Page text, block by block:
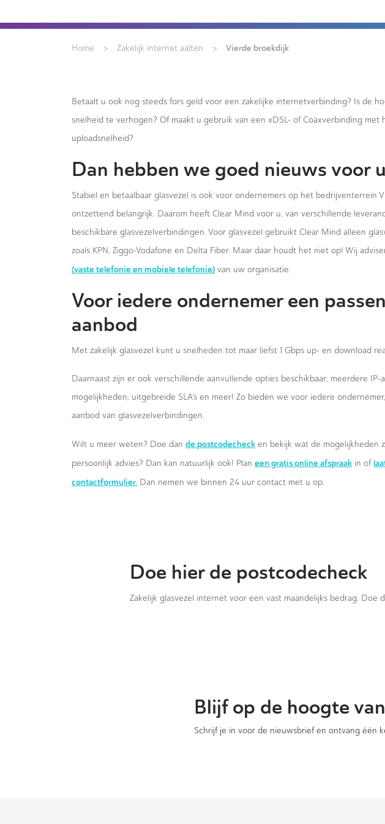
Home > Zakelijk internet aalten > Vierde broekdijk
Betaalt u ook nog steeds fors geld voor een zakelijke internetverbinding? Is de
snelheid te verhogen? Of maakt u gebruik van een xDSL- of Coaxverbinding met
uploadsnelheid?
Dan hebben we goed nieuws voor
Stabiel en betaalbaar glasvezel is ook voor ondernemers op het bedrijventerrein
ontzettend belangrijk. Daarom heeft Clear Mind voor u, van verschillende
beschikbare glasvezelverbindingen. Voor glasvezel gebruikt Clear Mind alleen
zoals KPN, Ziggo-Vodafone en Delta Fiber. Maar daar houdt het niet op! Wij
(vaste telefonie en mobiele telefonie) van uw organisatie.
Voor iedere ondernemer een
aanbod
Met zakelijk glasvezel kunt u snelheden tot maar liefst 1 Gbps up- en download
Daarnaast zijn er ook verschillende aanvullende opties beschikbaar; meerdere IP-
mogelijkheden, uitgebreide SLA’s en meer! Zo bieden we voor iedere
aanbod van glasvezelverbindingen.
Wilt u meer weten? Doe dan de postcodecheck en bekijk wat de mogelijkheden
persoonlijk advies? Dan kan natuurlijk ook! Plan een gratis online afspraak in of
contactformulier. Dan nemen we binnen 24 uur contact met u op.
Doe hier de postcodecheck
Zakelijk glasvezel internet voor een vast maandelijks bedrag.
Blijf op de hoogte
Schrijf je in voor de nieuwsbrief en ontvang één